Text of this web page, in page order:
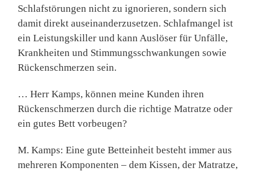
Schlafstörungen nicht zu ignorieren, sondern sich
damit direkt auseinanderzusetzen. Schlafmangel ist
ein Leistungskiller und kann Auslöser für Unfälle,
Krankheiten und Stimmungsschwankungen sowie
Rückenschmerzen sein.
… Herr Kamps, können meine Kunden ihren
Rückenschmerzen durch die richtige Matratze oder
ein gutes Bett vorbeugen?
M. Kamps: Eine gute Betteinheit besteht immer aus
mehreren Komponenten – dem Kissen, der Matratze,